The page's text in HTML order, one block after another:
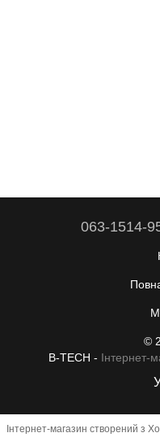
063-1514-
©
B-TECH - Інтернет-
Інтернет-магазин створений з